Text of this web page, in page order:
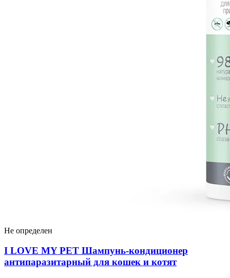
Не определен
I LOVЕ MY PET Шампунь-кондиционер
антипаразитарный для кошек и котят